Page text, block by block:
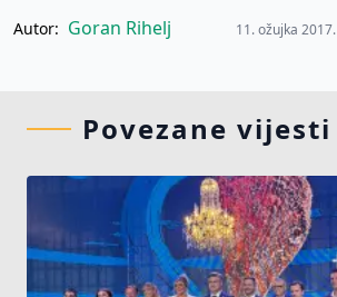
Autor: Goran Rihelj 11. ožujka 2017.
Povezane vijesti